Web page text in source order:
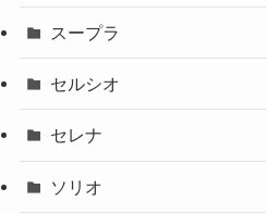
スープラ
セルシオ
セレナ
ソリオ